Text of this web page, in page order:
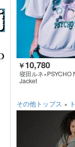
￥10,780
寝田ルネ×PSYCHO
Jacket
その他トップス ×